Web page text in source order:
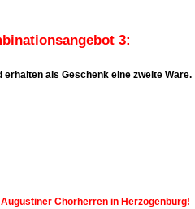
3:
als Geschenk eine zweite Ware.
Chorherren in Herzogenburg!